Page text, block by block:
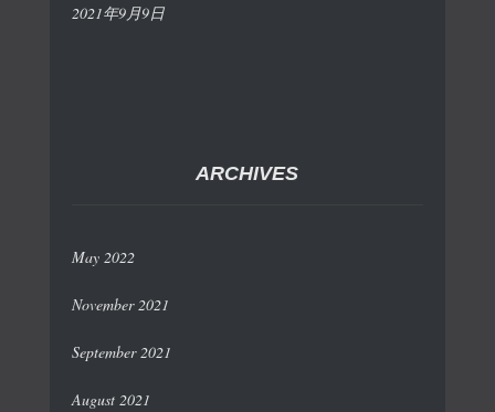
2021年9月9日
ARCHIVES
May 2022
November 2021
September 2021
August 2021